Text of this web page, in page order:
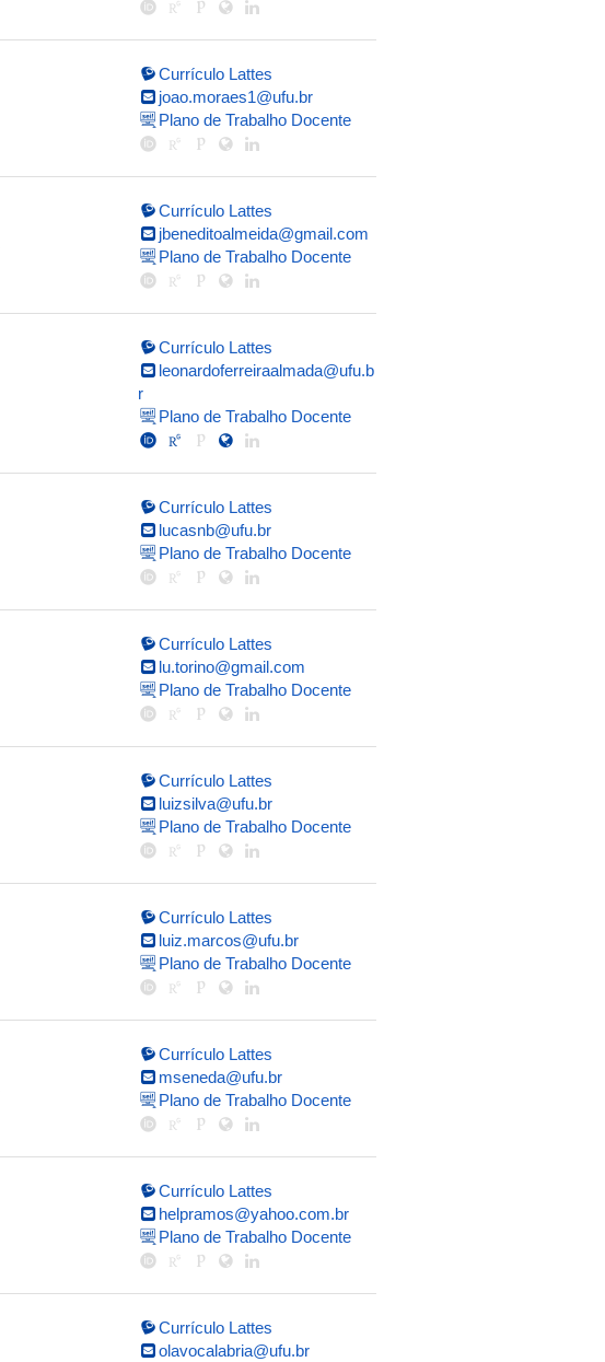
Currículo Lattes
joao.moraes1@ufu.br
Plano de Trabalho Docente
Currículo Lattes
jbeneditoalmeida@gmail.com
Plano de Trabalho Docente
Currículo Lattes
leonardoferreiraalmada@ufu.b
r
Plano de Trabalho Docente
Currículo Lattes
lucasnb@ufu.br
Plano de Trabalho Docente
Currículo Lattes
lu.torino@gmail.com
Plano de Trabalho Docente
Currículo Lattes
luizsilva@ufu.br
Plano de Trabalho Docente
Currículo Lattes
luiz.marcos@ufu.br
Plano de Trabalho Docente
Currículo Lattes
mseneda@ufu.br
Plano de Trabalho Docente
Currículo Lattes
helpramos@yahoo.com.br
Plano de Trabalho Docente
Currículo Lattes
olavocalabria@ufu.br